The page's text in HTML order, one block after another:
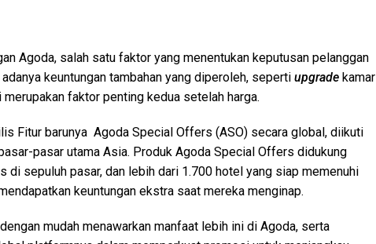
Agoda, salah satu faktor yang menentukan keputusan pelanggan
keuntungan tambahan yang diperoleh, seperti upgrade kamar
merupakan faktor penting kedua setelah harga.
Fitur barunya Agoda Special Offers (ASO) secara global, diikuti
pasar utama Asia. Produk Agoda Special Offers didukung
di sepuluh pasar, dan lebih dari 1.700 hotel yang siap memenuhi
keuntungan ekstra saat mereka menginap.
mudah menawarkan manfaat lebih ini di Agoda, serta